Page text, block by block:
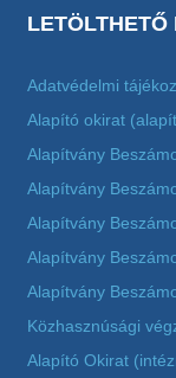
LETÖLTHETŐ
Adatvédelmi
Alapító okirat
Alapítvány
Alapítvány
Alapítvány
Alapítvány
Alapítvány
Közhasznúsági
Alapító Okirat